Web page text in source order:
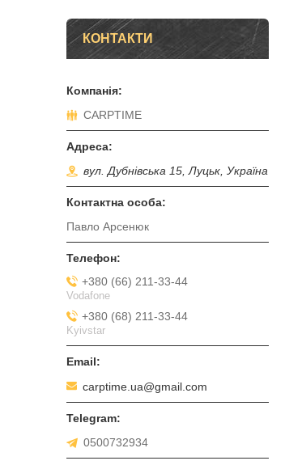
КОНТАКТИ
CARPTIME
вул. Дубнівська 15, Луцьк, Україна
Павло Арсенюк
+380 (66) 211-33-44
Vodafone
+380 (68) 211-33-44
Kyivstar
carptime.ua@gmail.com
0500732934